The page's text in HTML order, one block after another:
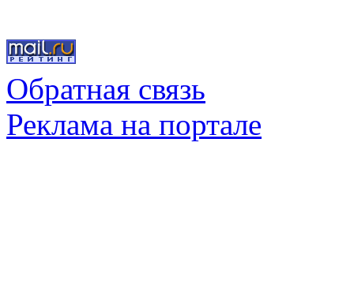
Обратная связь
Реклама на портале